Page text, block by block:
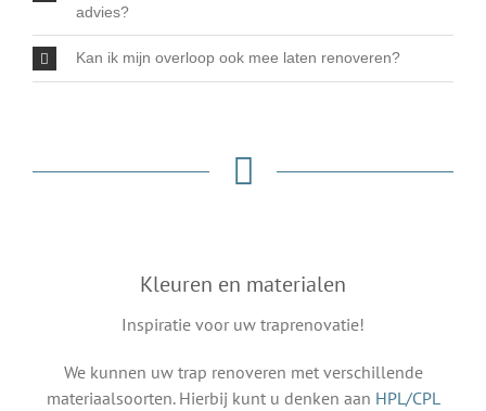
advies?
Kan ik mijn overloop ook mee laten renoveren?
Kleuren en materialen
Inspiratie voor uw traprenovatie!
We kunnen uw trap renoveren met verschillende
materiaalsoorten. Hierbij kunt u denken aan HPL/CPL